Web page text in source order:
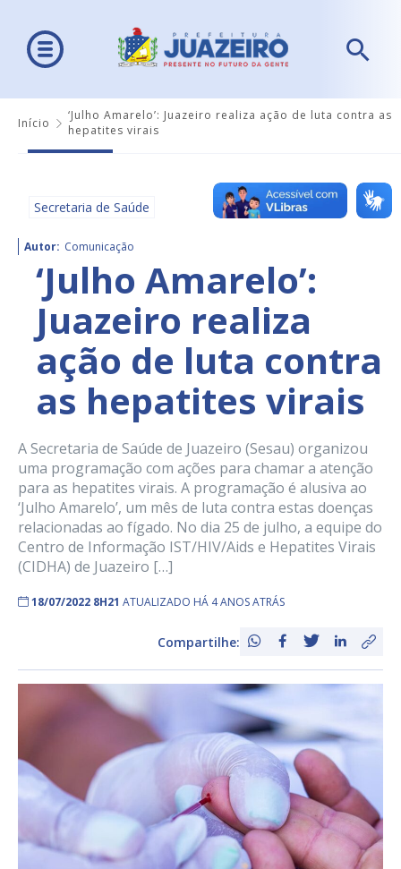
Início
‘Julho Amarelo’: Juazeiro realiza ação de luta contra as
hepatites virais
Secretaria de Saúde
Autor: Comunicação
‘Julho Amarelo’:
Juazeiro realiza
ação de luta contra
as hepatites virais
A Secretaria de Saúde de Juazeiro (Sesau) organizou
uma programação com ações para chamar a atenção
para as hepatites virais. A programação é alusiva ao
‘Julho Amarelo’, um mês de luta contra estas doenças
relacionadas ao fígado. No dia 25 de julho, a equipe do
Centro de Informação IST/HIV/Aids e Hepatites Virais
(CIDHA) de Juazeiro […]
18/07/2022 8H21 ATUALIZADO HÁ 4 ANOS ATRÁS
Compartilhe: